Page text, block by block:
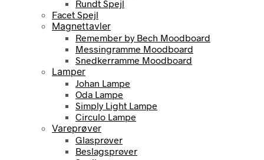
Rundt Spejl
Facet Spejl
Magnettavler
Remember by Bech Moodboard
Messingramme Moodboard
Snedkerramme Moodboard
Lamper
Johan Lampe
Oda Lampe
Simply Light Lampe
Circulo Lampe
Vareprøver
Glasprøver
Beslagsprøver